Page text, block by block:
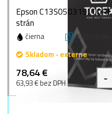
Epson C13S050319,
strán
čierna 4500 strán
Skladom - externe
78,64 €
63,93 € bez DPH -